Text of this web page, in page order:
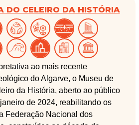
DO CELEIRO DA HISTÓRIA
ao mais recente
do Algarve, o Museu de
da História, aberto ao público
de 2024, reabilitando os
Federação Nacional dos